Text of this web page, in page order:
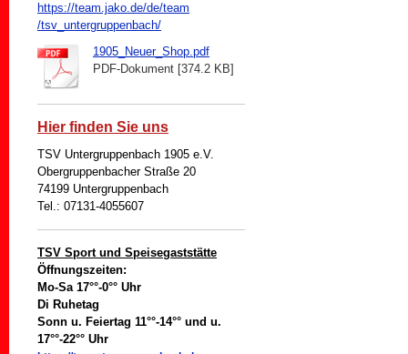
https://team.jako.de/de/team
/tsv_untergruppenbach/
1905_Neuer_Shop.pdf
PDF-Dokument [374.2 KB]
Hier finden Sie uns
TSV Untergruppenbach 1905 e.V.
Obergruppenbacher Straße 20
74199 Untergruppenbach
Tel.: 07131-4055607
TSV Sport und Speisegaststätte
Öffnungszeiten:
Mo-Sa 17°°-0°° Uhr
Di Ruhetag
Sonn u. Feiertag 11°°-14°° und u.
17°°-22°° Uhr